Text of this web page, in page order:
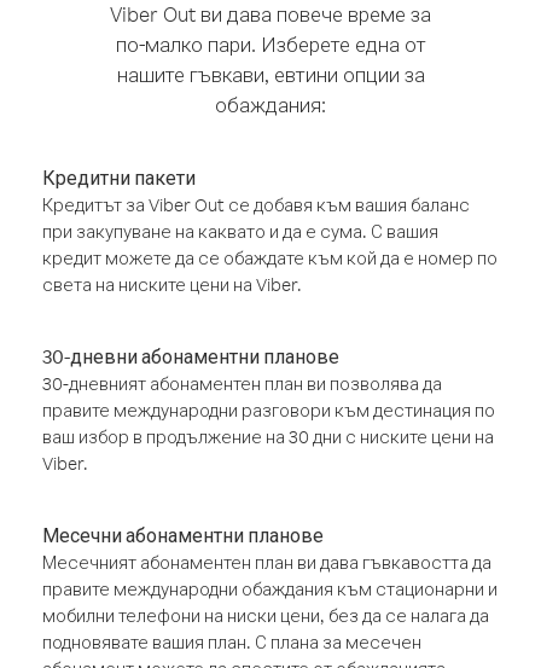
Viber Out ви дава повече време за
по-малко пари. Изберете една от
нашите гъвкави, евтини опции за
обаждания:
Кредитни пакети
Кредитът за Viber Out се добавя към вашия баланс
при закупуване на каквато и да е сума. С вашия
кредит можете да се обаждате към кой да е номер по
света на ниските цени на Viber.
30-дневни абонаментни планове
30-дневният абонаментен план ви позволява да
правите международни разговори към дестинация по
ваш избор в продължение на 30 дни с ниските цени на
Viber.
Месечни абонаментни планове
Месечният абонаментен план ви дава гъвкавостта да
правите международни обаждания към стационарни и
мобилни телефони на ниски цени, без да се налага да
подновявате вашия план. С плана за месечен